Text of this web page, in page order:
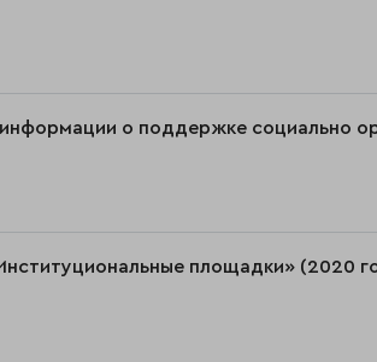
о поддержке социально
площадки» (2020